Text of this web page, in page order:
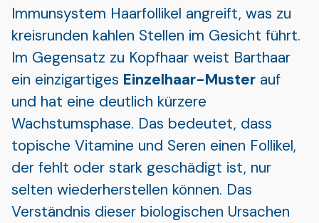
Immunsystem Haarfollikel angreift, was zu
kreisrunden kahlen Stellen im Gesicht führt.
Im Gegensatz zu Kopfhaar weist Barthaar
ein einzigartiges Einzelhaar-Muster auf
und hat eine deutlich kürzere
Wachstumsphase. Das bedeutet, dass
topische Vitamine und Seren einen Follikel,
der fehlt oder stark geschädigt ist, nur
selten wiederherstellen können. Das
Verständnis dieser biologischen Ursachen